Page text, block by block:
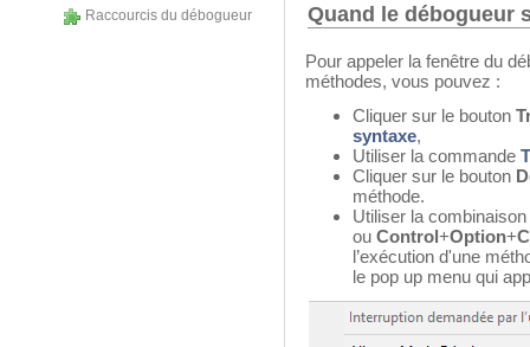
Raccourcis du débogueur
Quand le débogueur
Pour appeler la fenêtre du
méthodes, vous pouvez :
Cliquer sur le bouton
syntaxe,
Utiliser la commande
Cliquer sur le bouton
méthode.
Utiliser la combinaison
ou Control+Option+
l’exécution d'une
le pop up menu qui